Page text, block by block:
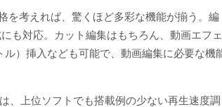
を考えれば、驚くほど多彩な機能が揃う。編
も対応。カット編集はもちろん、動画エフェ
）挿入なども可能で、動画編集に必要な機
、上位ソフトでも搭載例の少ない再生速度調